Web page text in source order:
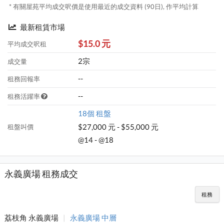
* 有關屋苑平均成交呎價是使用最近的成交資料 (90日), 作平均計算
最新租賃市場
平均成交呎租 $15.0 元
成交量 2宗
租務回報率 --
租務活躍率 --
租盤叫價
18個 租盤
$27,000 元 - $55,000 元
@14 - @18
永義廣場 租務成交
租務
荔枝角 永義廣場 |
永義廣場 中層